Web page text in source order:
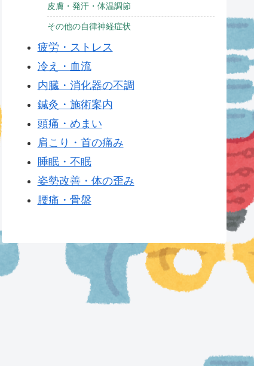
皮膚・発汗・体温調節
その他の自律神経症状
疲労・ストレス
冷え・血流
内臓・消化器の不調
鍼灸・施術案内
頭痛・めまい
肩こり・首の痛み
睡眠・不眠
姿勢改善・体の歪み
腰痛・骨盤